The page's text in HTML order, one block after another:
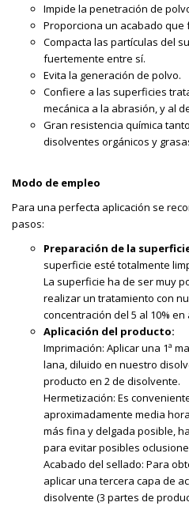
Impide la penetración de
Proporciona un acabado que
Compacta las partículas del
fuertemente entre sí.
Evita la generación de polvo.
Confiere a las superficies
mecánica a la abrasión, y al
Gran resistencia química
disolventes orgánicos y
Modo de empleo
Para una perfecta aplicación se
pasos:
Preparación de la
superficie esté totalmente
La superficie ha de ser muy
realizar un tratamiento con
concentración del 5 al 10% en
Aplicación del producto:
Imprimación: Aplicar una 1ª
lana, diluido en nuestro
producto en 2 de disolvente.
Hermetización: Es
aproximadamente media
más fina y delgada posible,
para evitar posibles
Acabado del sellado: Para
aplicar una tercera capa de
disolvente (3 partes de